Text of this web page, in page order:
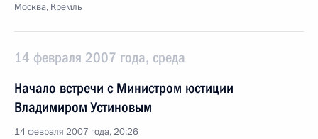
Москва, Кремль
14 февраля 2007 года, среда
Начало встречи с Министром юстиции
Владимиром Устиновым
14 февраля 2007 года, 20:26